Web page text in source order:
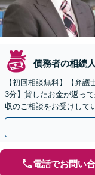
債務者の相続
【初回相談無料】【弁
3分】貸したお金が返っ
収のご相談をお受けして
ード重視の対応で、回収
電話でお問い